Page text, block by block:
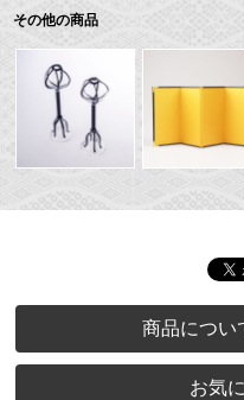
その他の商品
商品につい
お気